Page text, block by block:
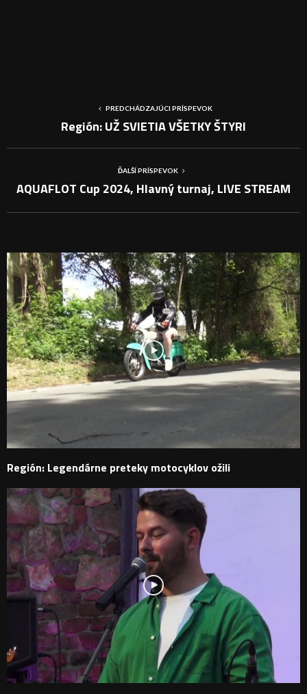
PREDCHÁDZAJÚCI PRÍSPEVOK
Región: UŽ SVIETIA VŠETKY ŠTYRI
ĎALŠÍ PRÍSPEVOK
AQUAFLOT Cup 2024, Hlavný turnaj, LIVE STREAM
Región: Legendárne preteky motocyklov ožili